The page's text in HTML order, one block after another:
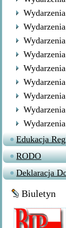
Edukacja
RODO
Deklaracja
Biuletyn